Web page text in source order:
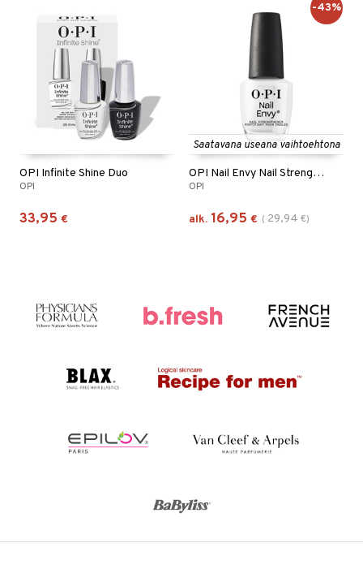
OPI Infinite Shine Duo
OPI
33,95 €
Saatavana useana vaihtoehtona
OPI Nail Envy Nail Strengthener
OPI
alk. 16,95 € ( 29,94 €)
-43%